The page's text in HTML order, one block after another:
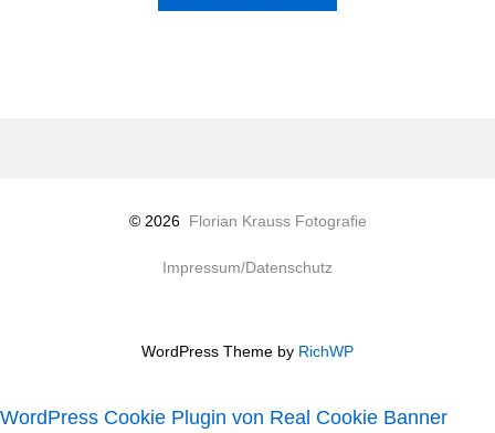
© 2026 Florian Krauss Fotografie
Impressum/Datenschutz
WordPress Theme by RichWP
WordPress Cookie Plugin von Real Cookie Banner